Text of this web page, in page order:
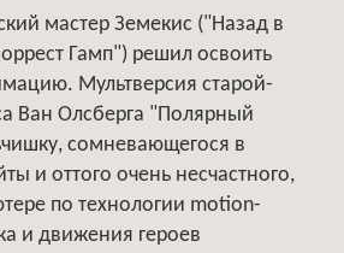
мастер Земекис ("Назад в
Гамп") решил освоить
Мультверсия старой-
Ван Олсберга "Полярный
сомневающегося в
и оттого очень несчастного,
по технологии motion-
и движения героев